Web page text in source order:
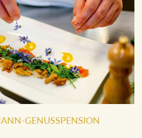
GENUSSPENSION